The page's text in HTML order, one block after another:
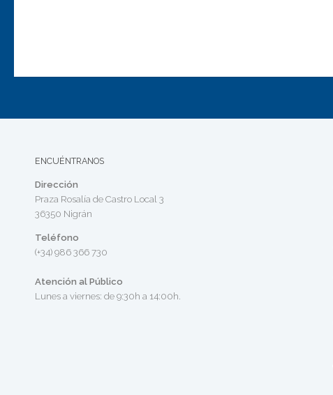
ENCUÉNTRANOS
Dirección
Praza Rosalía de Castro Local 3
36350 Nigrán
Teléfono
(+34) 986 366 730
Atención al Público
Lunes a viernes: de 9:30h a 14:00h.